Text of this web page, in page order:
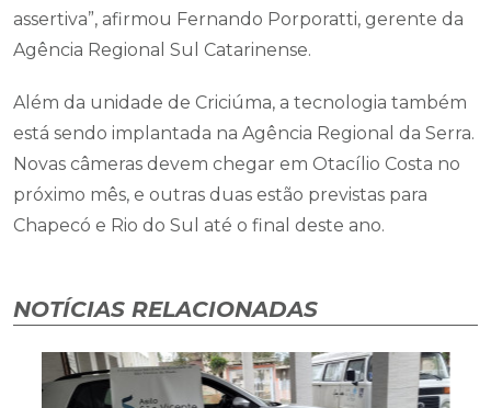
assertiva”, afirmou Fernando Porporatti, gerente da
Agência Regional Sul Catarinense.
Além da unidade de Criciúma, a tecnologia também
está sendo implantada na Agência Regional da Serra.
Novas câmeras devem chegar em Otacílio Costa no
próximo mês, e outras duas estão previstas para
Chapecó e Rio do Sul até o final deste ano.
NOTÍCIAS RELACIONADAS